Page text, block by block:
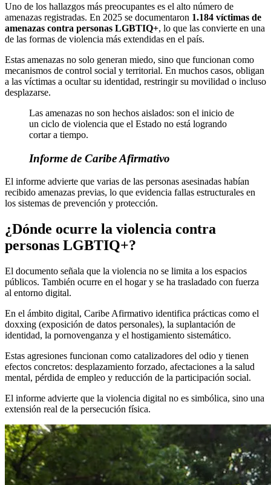
Uno de los hallazgos más preocupantes es el alto número de
amenazas registradas. En 2025 se documentaron 1.184 víctimas de
amenazas contra personas LGBTIQ+, lo que las convierte en una
de las formas de violencia más extendidas en el país.
Estas amenazas no solo generan miedo, sino que funcionan como
mecanismos de control social y territorial. En muchos casos, obligan
a las víctimas a ocultar su identidad, restringir su movilidad o incluso
desplazarse.
Las amenazas no son hechos aislados: son el inicio de
un ciclo de violencia que el Estado no está logrando
cortar a tiempo.
Informe de Caribe Afirmativo
El informe advierte que varias de las personas asesinadas habían
recibido amenazas previas, lo que evidencia fallas estructurales en
los sistemas de prevención y protección.
¿Dónde ocurre la violencia contra
personas LGBTIQ+?
El documento señala que la violencia no se limita a los espacios
públicos. También ocurre en el hogar y se ha trasladado con fuerza
al entorno digital.
En el ámbito digital, Caribe Afirmativo identifica prácticas como el
doxxing (exposición de datos personales), la suplantación de
identidad, la pornovenganza y el hostigamiento sistemático.
Estas agresiones funcionan como catalizadores del odio y tienen
efectos concretos: desplazamiento forzado, afectaciones a la salud
mental, pérdida de empleo y reducción de la participación social.
El informe advierte que la violencia digital no es simbólica, sino una
extensión real de la persecución física.